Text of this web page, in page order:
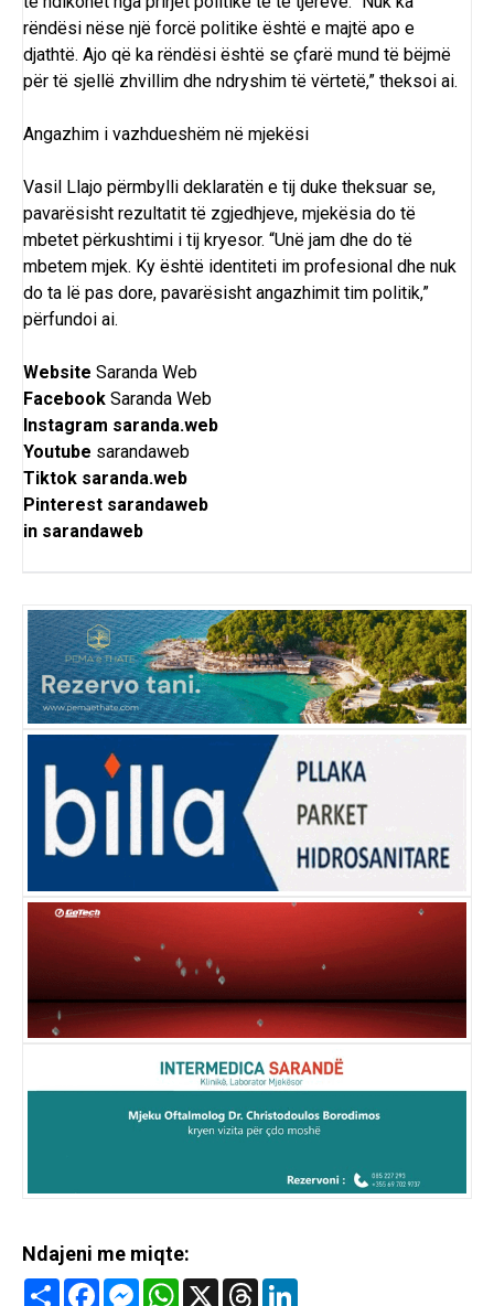
rëndësi nëse një forcë politike është e majtë apo e
djathtë. Ajo që ka rëndësi është se çfarë mund të bëjmë
për të sjellë zhvillim dhe ndryshim të vërtetë,” theksoi ai.
Angazhim i vazhdueshëm në mjekësi
Vasil Llajo përmbylli deklaratën e tij duke theksuar se,
pavarësisht rezultatit të zgjedhjeve, mjekësia do të
mbetet përkushtimi i tij kryesor. “Unë jam dhe do të
mbetem mjek. Ky është identiteti im profesional dhe nuk
do ta lë pas dore, pavarësisht angazhimit tim politik,”
përfundoi ai.
Website Saranda Web
Facebook Saranda Web
Instagram saranda.web
Youtube sarandaweb
Tiktok saranda.web
Pinterest sarandaweb
in sarandaweb
Ndajeni me miqte:
Share FacebookMessenger
WhatsApp
X Threads